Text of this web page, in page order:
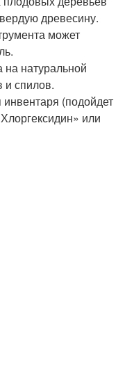
древесину.
может
натуральной
и спилов.
(подойдет
или